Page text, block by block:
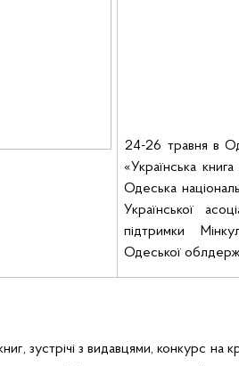
24-26 травня в
«Українська
Одеська
Української
підтримки
Одеської
зустрічі з видавцями, конкурс